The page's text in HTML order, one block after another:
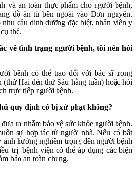
và an toàn thực phẩm cho người bệnh,
đồ ăn từ bên ngoài vào Đơn nguyên.
cầu dinh dưỡng đặc biệt, nhân viên y
thể.
về tình trạng người bệnh, tôi nên hỏi
bệnh có thể trao đổi với bác sĩ trong
Hai đến thứ Sáu hằng tuần) hoặc hỏi
trực tiếp người bệnh.
quy định có bị xử phạt không?
ra nhằm bảo vệ sức khỏe người bệnh.
sự hợp tác từ người nhà. Nếu có bất
hưởng nghiêm trọng đến người bệnh
trị, bệnh viện có thể áp dụng các biện
bảo an toàn chung.